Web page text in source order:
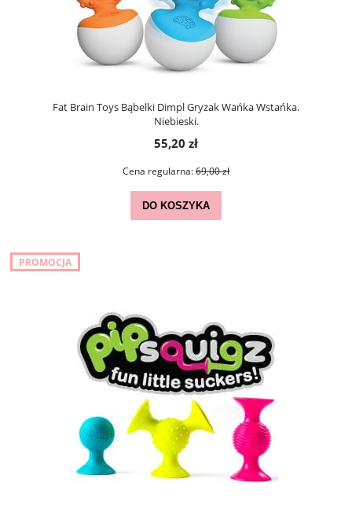
Fat Brain Toys Bąbelki Dimpl Gryzak Wańka Wstańka.
Niebieski.
55,20 zł
Cena regularna:69,00 zł
DO KOSZYKA
PROMOCJA